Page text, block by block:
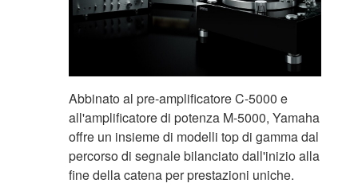
Abbinato al pre-amplificatore C-5000 e
all'amplificatore di potenza M-5000, Yamaha
offre un insieme di modelli top di gamma dal
percorso di segnale bilanciato dall'inizio alla
fine della catena per prestazioni uniche.